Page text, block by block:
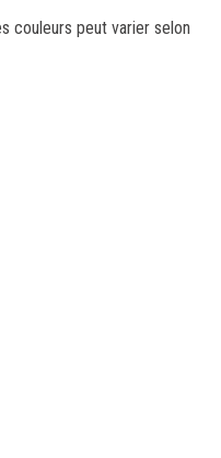
couleurs peut varier selon